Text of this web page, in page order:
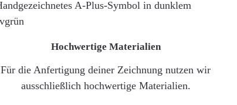
Hochwertige Materialien
Für die Anfertigung deiner Zeichnung nutzen wir
ausschließlich hochwertige Materialien.